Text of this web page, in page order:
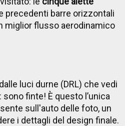
precedenti barre orizzontali
miglior flusso aerodinamico
luci durne (DRL) che vedi
finte! È questo l’unica
sull'auto delle foto, un
i dettagli del design finale.